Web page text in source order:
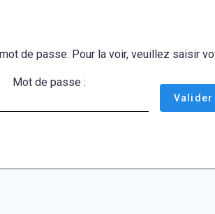
de passe. Pour la voir, veuillez saisir
Mot de passe :